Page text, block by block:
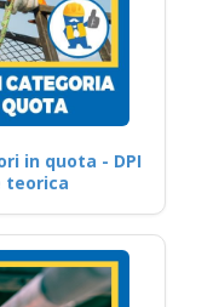
in quota - DPI
teorica